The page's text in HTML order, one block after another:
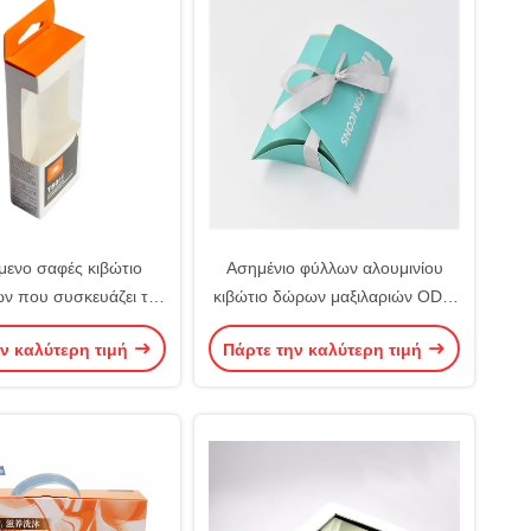
σαφές κιβώτιο
που συσκευάζει το
Artpaper μόνο
κιβώτιο παραθύρων
καλύτερη τιμή
Ασημένιο φύλλων αλουμινίου
κιβώτιο δώρων μαξιλαριών ODM
μικρό πτυσσόμενο επίπεδο με
την περάτωση κορδελλών
Πάρτε την καλύτερη τιμή